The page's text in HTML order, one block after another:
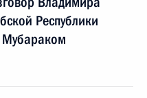
Республики
Мубараком